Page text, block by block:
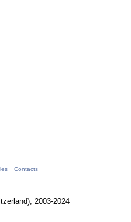
Contacts
2003-2024